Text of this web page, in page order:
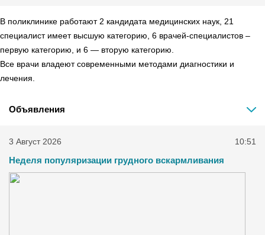
В поликлинике работают 2 кандидата медицинских наук, 21
специалист имеет высшую категорию, 6 врачей-специалистов –
первую категорию, и 6 — вторую категорию.
Все врачи владеют современными методами диагностики и
лечения.
Объявления
3 Август 2026 10:51
Неделя популяризации грудного вскармливания